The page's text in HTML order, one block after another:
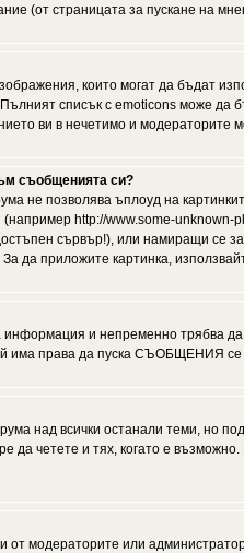
(от страницата за пускане на
които могат да бъдат
списък с emoticons може да
ви в нечетимо и модераторите
съобщенията си?
не позволява ъплоуд на
http://www.some-
сървър!), или намиращи се
да приложите картинка,
и непременно трябва да
има права да пуска СЪОБЩЕНИЯ се
над всички останали теми,
да четете и тях, когато е
от модераторите или